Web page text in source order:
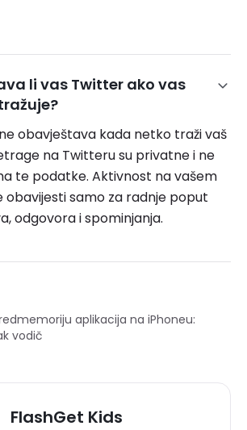
li vas Twitter ako vas
obavještava kada netko traži vaš
na Twitteru su privatne i ne
te podatke. Aktivnost na vašem
samo za radnje poput
odgovora i spominjanja.
aplikacija na iPhoneu:
vodič
FlashGet Kids